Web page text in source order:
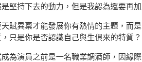
堅持下去的動力，但是我認為還要再
賦異稟才能發展你有熱情的主題，而
只是你是否認識自己與生俱來的特質？
為演員之前是一名職業調酒師，因緣